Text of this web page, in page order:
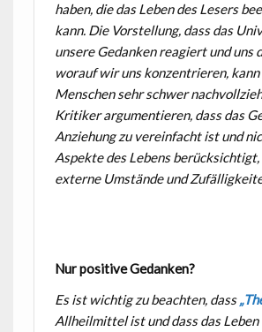
haben, die das Leben des Lesers
kann. Die Vorstellung, dass das
unsere Gedanken reagiert und uns
worauf wir uns konzentrieren, kann
Menschen sehr schwer
Kritiker argumentieren, dass das
Anziehung zu vereinfacht ist und
Aspekte des Lebens
externe Umstände und
Nur positive Gedanken?
Es ist wichtig zu beachten, dass
Allheilmittel ist und dass das